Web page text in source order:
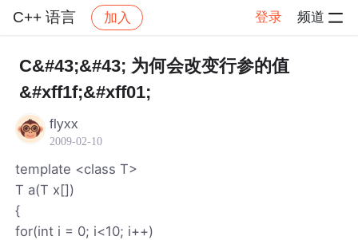
C++ 语言 加入 登录 频道
社区 C++ 语言 帖子详情
C&#43;&#43; 为何会改变行参的值
&#xff1f;&#xff01;
flyxx
2009-02-10
template <class T>
T a(T x[])
{
for(int i = 0; i<10; i++)